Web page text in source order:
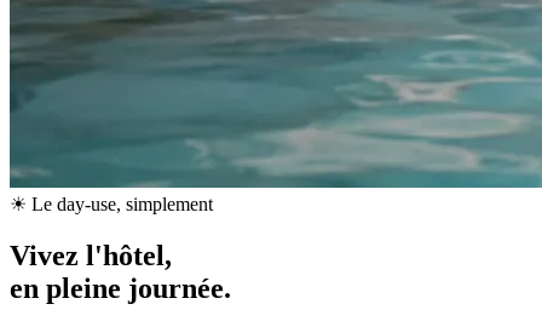
☀ Le day-use, simplement
Vivez l'hôtel,
en pleine journée.